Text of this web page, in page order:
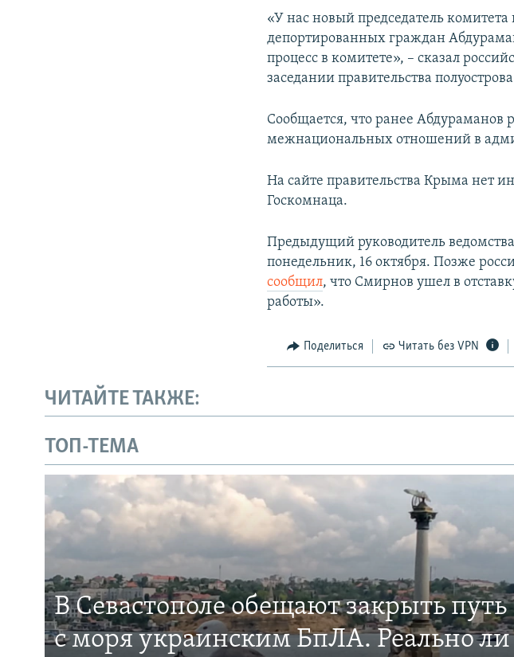
«У нас новый председатель
депортированных граждан
процесс в комитете», – сказал
заседании правительства
Сообщается, что ранее Абдураманов
межнациональных отношений в
На сайте правительства Крыма нет
Госкомнаца.
Предыдущий руководитель
понедельник, 16 октября. Позже
сообщил, что Смирнов ушел в
работы».
Поделиться Читать без VPN
ЧИТАЙТЕ ТАКЖЕ:
ТОП-ТЕМА
В Севастополе обещают закрыть путь
с моря украинским БпЛА. Реально ли